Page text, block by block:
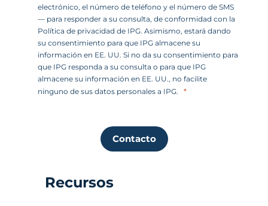
electrónico, el número de teléfono y el número de SMS
— para responder a su consulta, de conformidad con la
Política de privacidad de IPG. Asimismo, estará dando
su consentimiento para que IPG almacene su
información en EE. UU. Si no da su consentimiento para
que IPG responda a su consulta o para que IPG
almacene su información en EE. UU., no facilite
ninguno de sus datos personales a IPG.
Contacto
Recursos